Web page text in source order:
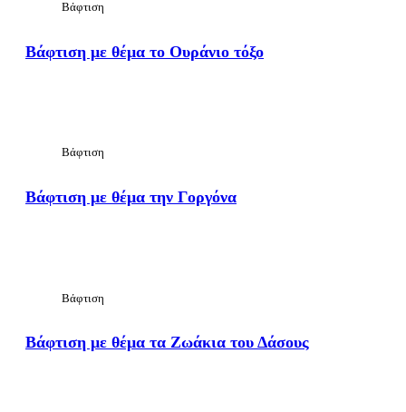
Βάφτιση
Βάφτιση με θέμα το Ουράνιο τόξο
Βάφτιση
Βάφτιση με θέμα την Γοργόνα
Βάφτιση
Βάφτιση με θέμα τα Ζωάκια του Δάσους